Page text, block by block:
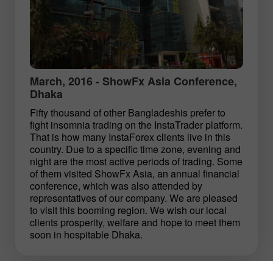
March, 2016 - ShowFx Asia Conference,
Dhaka
Fifty thousand of other Bangladeshis prefer to
fight insomnia trading on the InstaTrader platform.
That is how many InstaForex clients live in this
country. Due to a specific time zone, evening and
night are the most active periods of trading. Some
of them visited ShowFx Asia, an annual financial
conference, which was also attended by
representatives of our company. We are pleased
to visit this booming region. We wish our local
clients prosperity, welfare and hope to meet them
soon in hospitable Dhaka.